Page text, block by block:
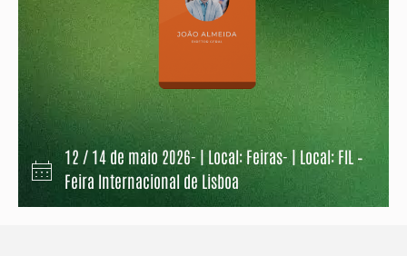
12 / 14 de maio 2026- | Local: Feiras- | Local: FIL –
Feira Internacional de Lisboa